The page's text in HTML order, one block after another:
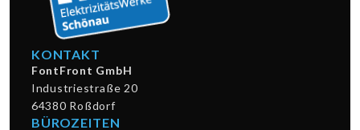
KONTAKT
FontFront GmbH
Industriestraße 20
64380 Roßdorf
BÜROZEITEN